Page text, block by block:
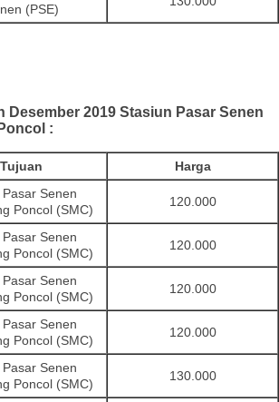
(PSE)
Desember 2019 Stasiun Pasar Senen
:
Tujuan Harga
Pasar Senen
Poncol (SMC)
120.000
Pasar Senen
Poncol (SMC)
120.000
Pasar Senen
Poncol (SMC)
120.000
Pasar Senen
Poncol (SMC)
120.000
Pasar Senen
Poncol (SMC)
130.000